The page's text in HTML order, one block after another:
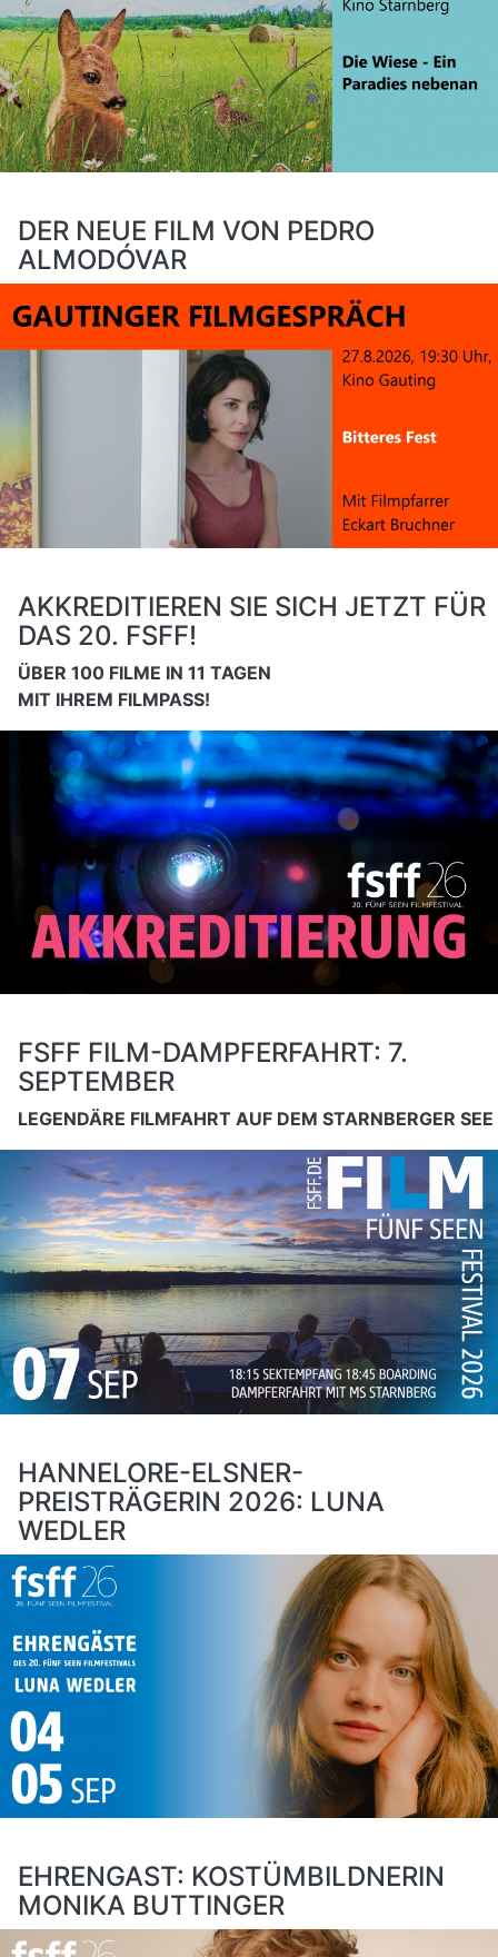
DER NEUE FILM VON PEDRO
ALMODÓVAR
AKKREDITIEREN SIE SICH JETZT FÜR
DAS 20. FSFF!
ÜBER 100 FILME IN 11 TAGEN
MIT IHREM FILMPASS!
FSFF FILM-DAMPFERFAHRT: 7.
SEPTEMBER
LEGENDÄRE FILMFAHRT AUF DEM STARNBERGER SEE
HANNELORE-ELSNER-
PREISTRÄGERIN 2026: LUNA
WEDLER
EHRENGAST: KOSTÜMBILDNERIN
MONIKA BUTTINGER